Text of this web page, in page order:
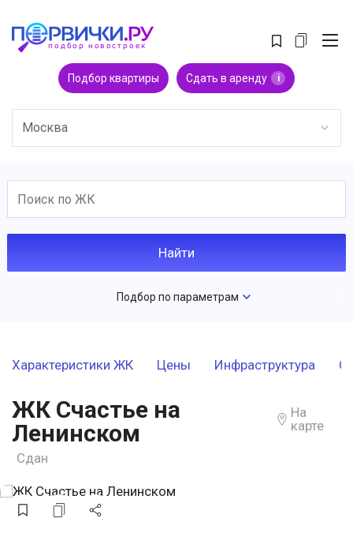
Подбор квартиры Сдать в аренду i
Москва
Подбор по параметрам
Характеристики ЖК Цены Инфраструктура
ЖК Счастье на
Ленинском
На
карте
Сдан